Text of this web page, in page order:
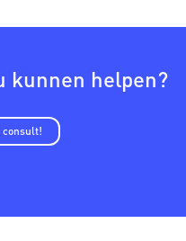
kunnen helpen?
consult!